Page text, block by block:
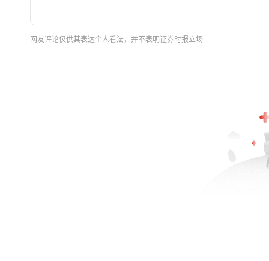
网友评论仅供其表达个人看法，并不表明证券时报立场